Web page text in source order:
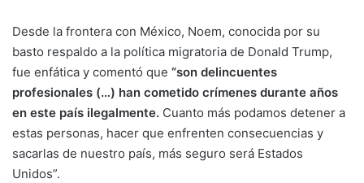
Desde la frontera con México, Noem, conocida por su
basto respaldo a la política migratoria de Donald Trump,
fue enfática y comentó que “son delincuentes
profesionales (…) han cometido crímenes durante años
en este país ilegalmente. Cuanto más podamos detener a
estas personas, hacer que enfrenten consecuencias y
sacarlas de nuestro país, más seguro será Estados
Unidos”.